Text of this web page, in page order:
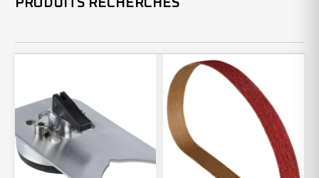
PRODUITS RECHERCHÉS